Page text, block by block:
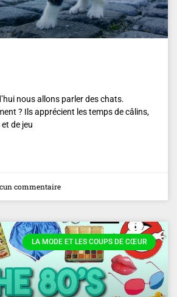
nous allons parler des chats.
? Ils apprécient les temps de câlins,
de jeu
commentaire
LA MODE ET LES COUPS DE CŒUR